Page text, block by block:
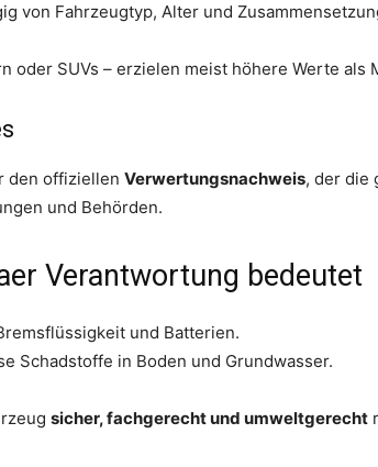
von Fahrzeugtyp, Alter und
oder SUVs – erzielen meist höhere Werte als
den offiziellen Verwertungsnachweis, der die
und Behörden.
Verantwortung bedeutet
und Batterien.
Schadstoffe in Boden und Grundwasser.
sicher, fachgerecht und umweltgerecht